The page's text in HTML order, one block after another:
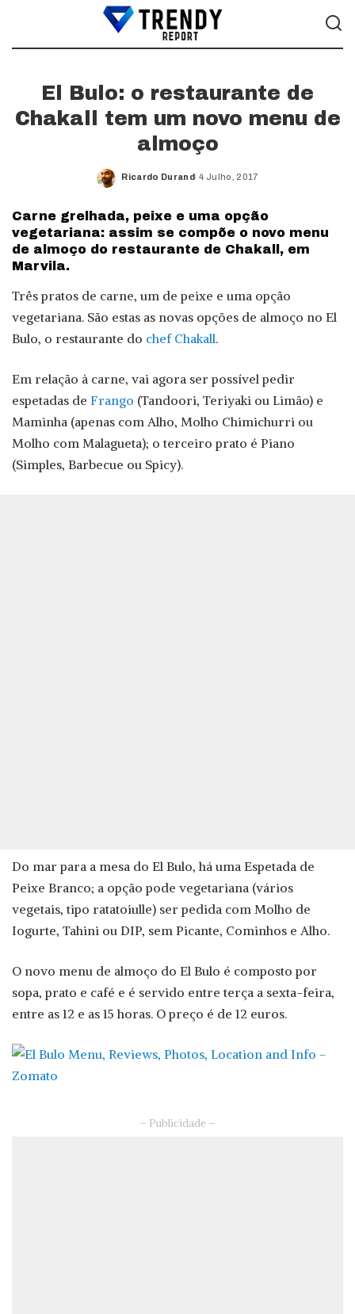
El Bulo: o restaurante de
Chakall tem um novo menu de
almoço
Posted
Ricardo Durand 4 Julho, 2017
Carne grelhada, peixe e uma opção
vegetariana: assim se compõe o novo menu
de almoço do restaurante de Chakall, em
Marvila.
Três pratos de carne, um de peixe e uma opção
vegetariana. São estas as novas opções de almoço no El
Bulo, o restaurante do chef Chakall.
Em relação à carne, vai agora ser possível pedir
espetadas de Frango (Tandoori, Teriyaki ou Limão) e
Maminha (apenas com Alho, Molho Chimichurri ou
Molho com Malagueta); o terceiro prato é Piano
(Simples, Barbecue ou Spicy).
Do mar para a mesa do El Bulo, há uma Espetada de
Peixe Branco; a opção pode vegetariana (vários
vegetais, tipo ratatoiulle) ser pedida com Molho de
Iogurte, Tahini ou DIP, sem Picante, Cominhos e Alho.
O novo menu de almoço do El Bulo é composto por
sopa, prato e café e é servido entre terça a sexta-feira,
entre as 12 e as 15 horas. O preço é de 12 euros.
– Publicidade –